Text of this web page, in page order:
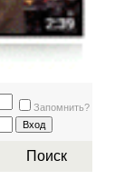
Запомнить?
Поиск